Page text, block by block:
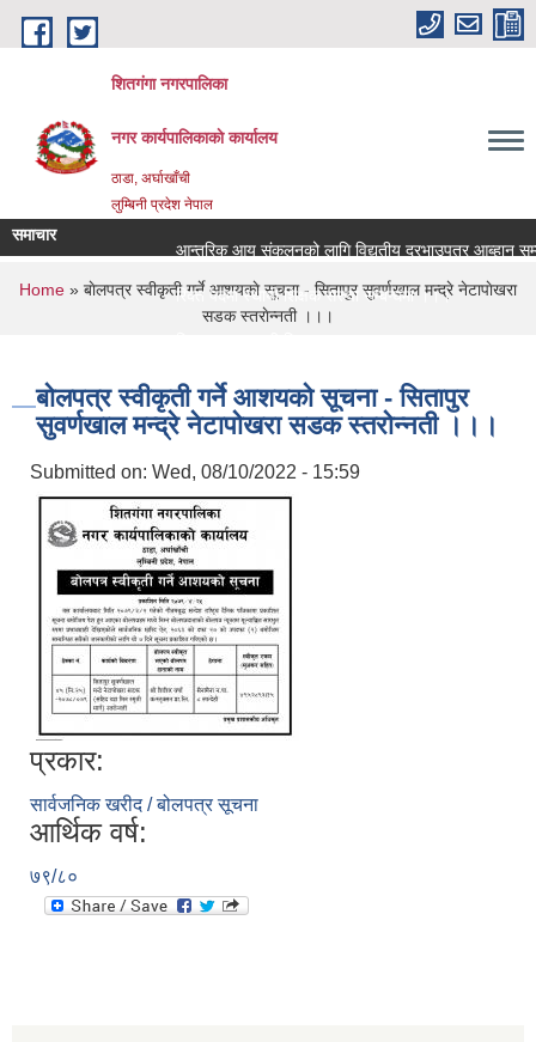
Skip to main content
शितगंगा नगरपालिका
नगर कार्यपालिकाकाे कार्यालय
ठाडा, अर्घाखाँची
लुम्बिनी प्रदेश नेपाल
समाचार
आन्तरिक आय संकलनको लागि विद्युतीय दरभाउपत्र आब्हान
रिक्त पदमा स्थायी शिक्षक सरुवा सम्बन्धमा ।।।
You are here
Home » बाेलपत्र स्वीकृती गर्ने आशयकाे सूचना - सितापुर सुवर्णखाल मन्द्रे नेटापाेखरा
सडक स्तराेन्नती ।।।
बाेलपत्र स्वीकृती गर्ने आशयकाे सूचना - सितापुर
सुवर्णखाल मन्द्रे नेटापाेखरा सडक स्तराेन्नती ।।।
Submitted on: Wed, 08/10/2022 - 15:59
प्रकार:
सार्वजनिक खरीद / बोलपत्र सूचना
आर्थिक वर्ष:
७९/८०